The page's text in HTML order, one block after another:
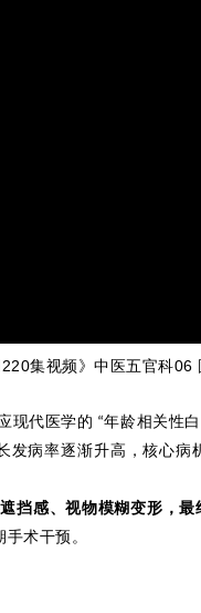
220集视频》中医五官科
现代医学的 “年龄相关性
发病率逐渐升高，核心病
挡感、视物模糊变形，
术干预。